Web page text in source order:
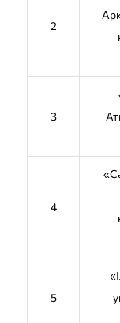
2
3
4
5